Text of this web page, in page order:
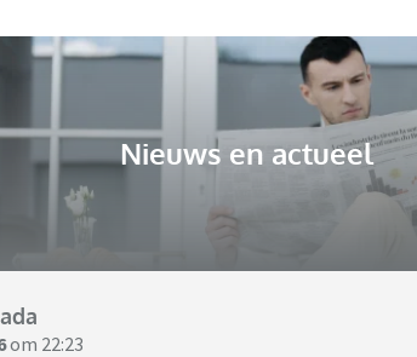
Nieuws en actueel
om 22:23